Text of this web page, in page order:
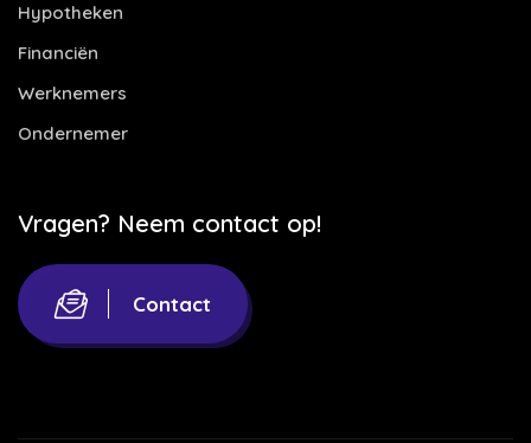
Hypotheken
Financiën
Werknemers
Ondernemer
Vragen? Neem contact op!
Contact